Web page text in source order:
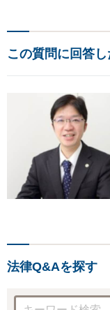
この質問に回答
法律Q&Aを探す